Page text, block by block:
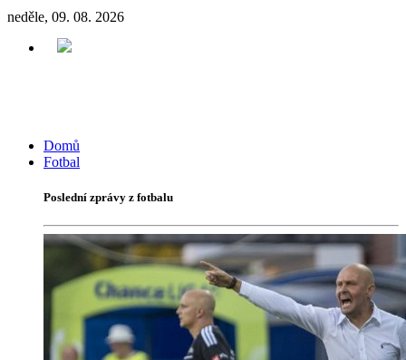
neděle, 09. 08. 2026
Domů
Fotbal
Poslední zprávy z fotbalu